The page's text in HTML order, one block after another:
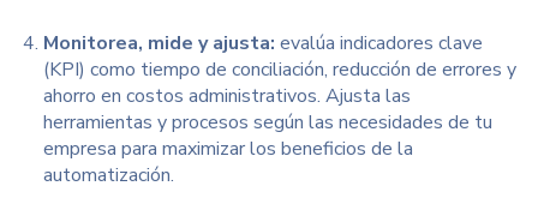
Monitorea, mide y ajusta: evalúa indicadores clave
(KPI) como tiempo de conciliación, reducción de errores y
ahorro en costos administrativos. Ajusta las
herramientas y procesos según las necesidades de tu
empresa para maximizar los beneficios de la
automatización.